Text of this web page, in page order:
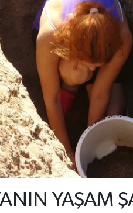
YAŞAM